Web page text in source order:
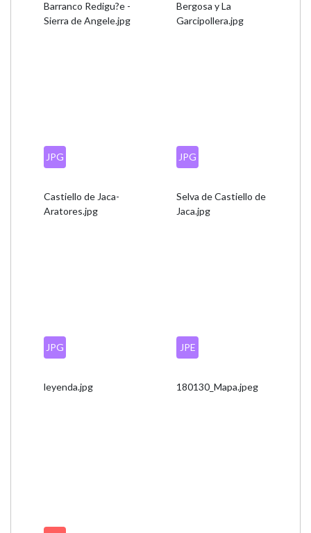
Barranco Redigu?e -
Sierra de Angele.jpg
Bergosa y La
Garcipollera.jpg
JPG
Castiello de Jaca-
Aratores.jpg
JPG
Selva de Castiello de
Jaca.jpg
JPG
leyenda.jpg
JPE
180130_Mapa.jpeg